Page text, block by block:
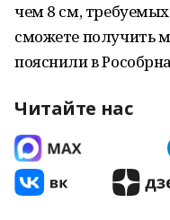
чем 8 см,
сможете получить
пояснили в
Читайте нас